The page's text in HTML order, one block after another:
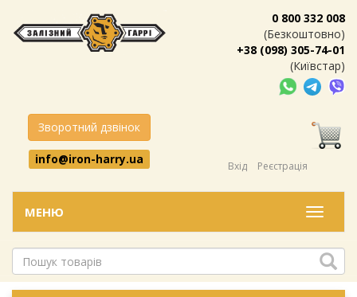
0 800 332 008
(Безкоштовно)
+38 (098) 305-74-01
(Київстар)
Зворотний дзвінок
info@iron-harry.ua
Вхід Реєстрація
Меню
МЕНЮ